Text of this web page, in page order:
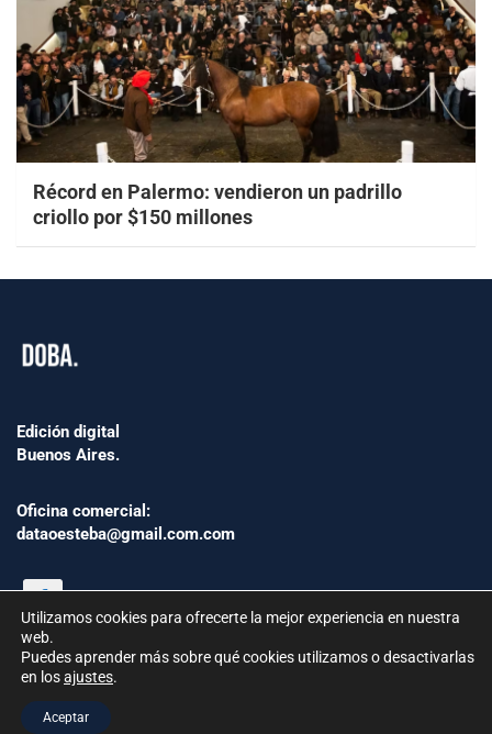
Récord en Palermo: vendieron un padrillo
criollo por $150 millones
Edición digital
Buenos Aires.
Oficina comercial:
dataoesteba@gmail.com.com
República Argentina | Todos los derechos reservados.
Utilizamos cookies para ofrecerte la mejor experiencia en nuestra
web.
Puedes aprender más sobre qué cookies utilizamos o desactivarlas
en losajustes.
Aceptar